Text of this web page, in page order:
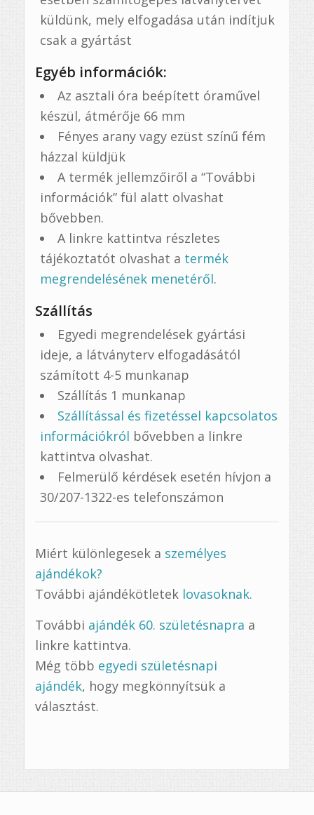
küldünk, mely elfogadása után indítjuk
csak a gyártást
Egyéb információk:
Az asztali óra beépített óraművel
készül, átmérője 66 mm
Fényes arany vagy ezüst színű fém
házzal küldjük
A termék jellemzőiről a “További
információk” fül alatt olvashat
bővebben.
A linkre kattintva részletes
tájékoztatót olvashat a termék
megrendelésének menetéről.
Szállítás
Egyedi megrendelések gyártási
ideje, a látványterv elfogadásától
számított 4-5 munkanap
Szállítás 1 munkanap
Szállítással és fizetéssel kapcsolatos
információkról bővebben a linkre
kattintva olvashat.
Felmerülő kérdések esetén hívjon a
30/207-1322-es telefonszámon
Miért különlegesek a személyes
ajándékok?
További ajándékötletek lovasoknak.
További ajándék 60. születésnapra a
linkre kattintva.
Még több egyedi születésnapi
ajándék, hogy megkönnyítsük a
választást.